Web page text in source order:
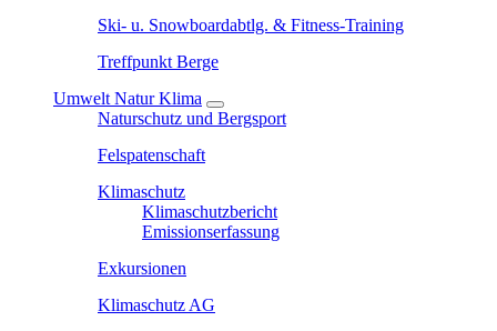
Ski- u. Snowboardabtlg. & Fitness-Training
Treffpunkt Berge
Umwelt Natur Klima
Naturschutz und Bergsport
Felspatenschaft
Klimaschutz
Klimaschutzbericht
Emissionserfassung
Exkursionen
Klimaschutz AG